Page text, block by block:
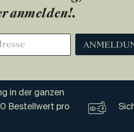
anmelden!.
in der ganzen
Bestellwert pro